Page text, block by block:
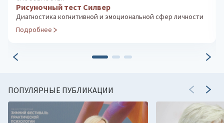
Рисуночный тест Силвер
Диагностика когнитивной и эмоциональной сфер личности
Подробнее
ПОПУЛЯРНЫЕ ПУБЛИКАЦИИ